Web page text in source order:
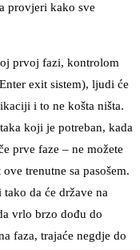
provjeri kako sve
prvoj fazi, kontrolom
exit sistem), ljudi će
i to ne košta ništa.
koji je potreban, kada
prve faze – ne možete
trenutne sa pasošem.
da će države na
vrlo brzo dođu do
faza, trajaće negdje do